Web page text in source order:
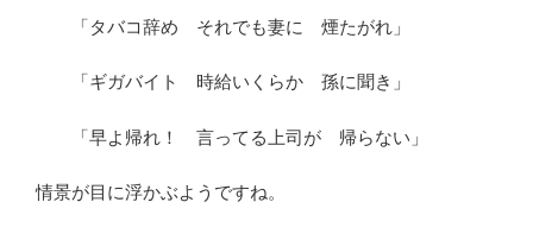
「タバコ辞め それでも妻に 煙たがれ」
「ギガバイト 時給いくらか 孫に聞き」
「早よ帰れ！ 言ってる上司が 帰らない」
情景が目に浮かぶようですね。